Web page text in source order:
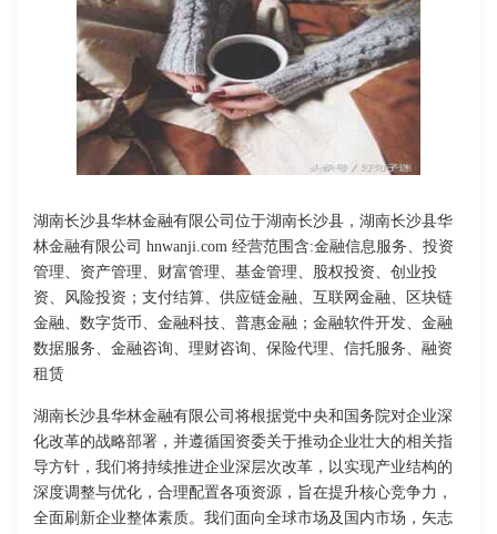
湖南长沙县华林金融有限公司位于湖南长沙县，湖南长沙县华
林金融有限公司 hnwanji.com 经营范围含:金融信息服务、投资
管理、资产管理、财富管理、基金管理、股权投资、创业投
资、风险投资；支付结算、供应链金融、互联网金融、区块链
金融、数字货币、金融科技、普惠金融；金融软件开发、金融
数据服务、金融咨询、理财咨询、保险代理、信托服务、融资
租赁
湖南长沙县华林金融有限公司将根据党中央和国务院对企业深
化改革的战略部署，并遵循国资委关于推动企业壮大的相关指
导方针，我们将持续推进企业深层次改革，以实现产业结构的
深度调整与优化，合理配置各项资源，旨在提升核心竞争力，
全面刷新企业整体素质。我们面向全球市场及国内市场，矢志